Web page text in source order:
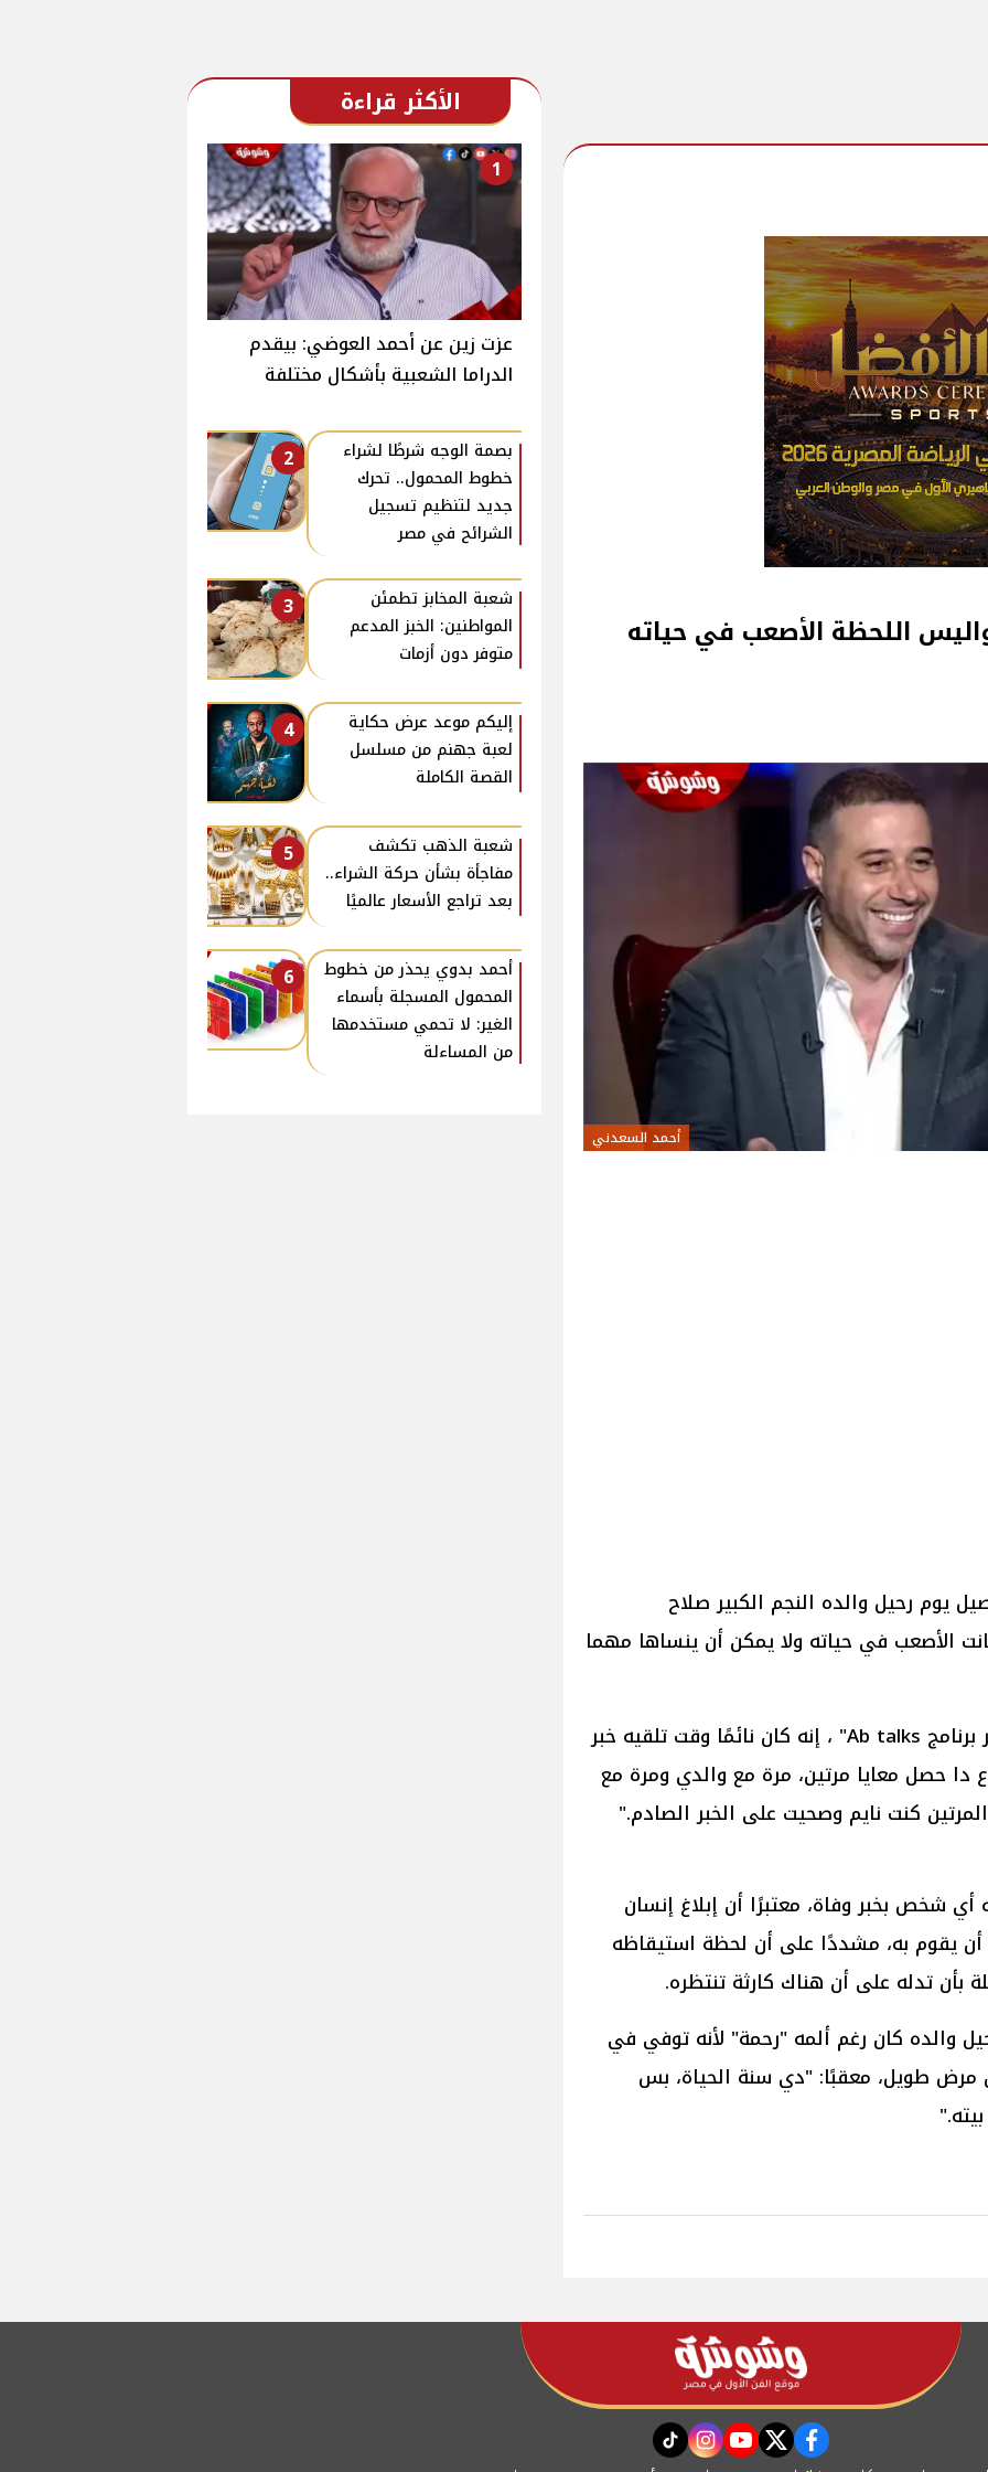
اللحظة الأصعب في حياته
أحمد السعدني
يوم رحيل والده النجم الكبير صلاح
الأصعب في حياته ولا يمكن أن ينساها مهما
وقال السعدني خلال استضافته عبر برنامج Ab talks" ، إنه كان نائمًا وقت تلقيه خبر
دا حصل معايا مرتين، مرة مع والدي ومرة مع
كنت نايم وصحيت على الخبر الصادم."
شخص بخبر وفاة، معتبرًا أن إبلاغ إنسان
يقوم به، مشددًا على أن لحظة استيقاظه
بأن تدله على أن هناك كارثة تنتظره.
والده كان رغم ألمه "رحمة" لأنه توفي في
مرض طويل، معقبًا: "دي سنة الحياة، بس
الأكثر قراءة
1
عزت زين عن أحمد العوضي: بيقدم
الدراما الشعبية بأشكال مختلفة
2
بصمة الوجه شرطًا لشراء
خطوط المحمول.. تحرك
جديد لتنظيم تسجيل
الشرائح في مصر
3
شعبة المخابز تطمئن
المواطنين: الخبز المدعم
متوفر دون أزمات
4
إليكم موعد عرض حكاية
لعبة جهنم من مسلسل
القصة الكاملة
5
شعبة الذهب تكشف
مفاجأة بشأن حركة الشراء..
بعد تراجع الأسعار عالميًا
6
أحمد بدوي يحذر من خطوط
المحمول المسجلة بأسماء
الغير: لا تحمي مستخدمها
من المساءلة
facebook
twitter
youtube
instagram
tiktok